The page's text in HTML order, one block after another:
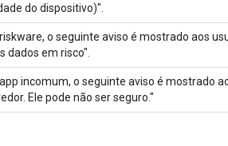
do dispositivo)".
o seguinte aviso é mostrado aos
dados em risco".
incomum, o seguinte aviso é mostrado
Ele pode não ser seguro."